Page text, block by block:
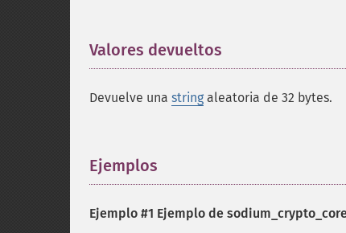
Valores devueltos
Devuelve una string aleatoria de 32 bytes.
Ejemplos
Ejemplo #1 Ejemplo de